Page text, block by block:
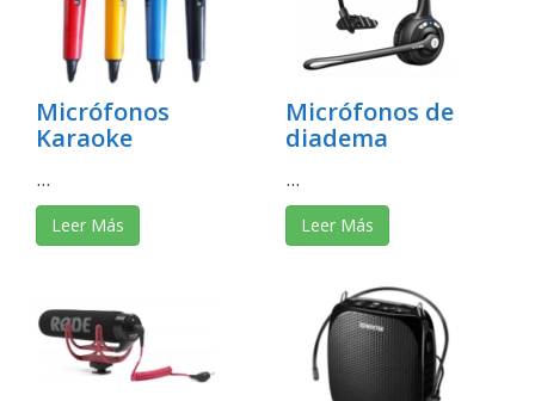
Micrófonos
Karaoke
...
Leer Más
Micrófonos de
diadema
...
Leer Más